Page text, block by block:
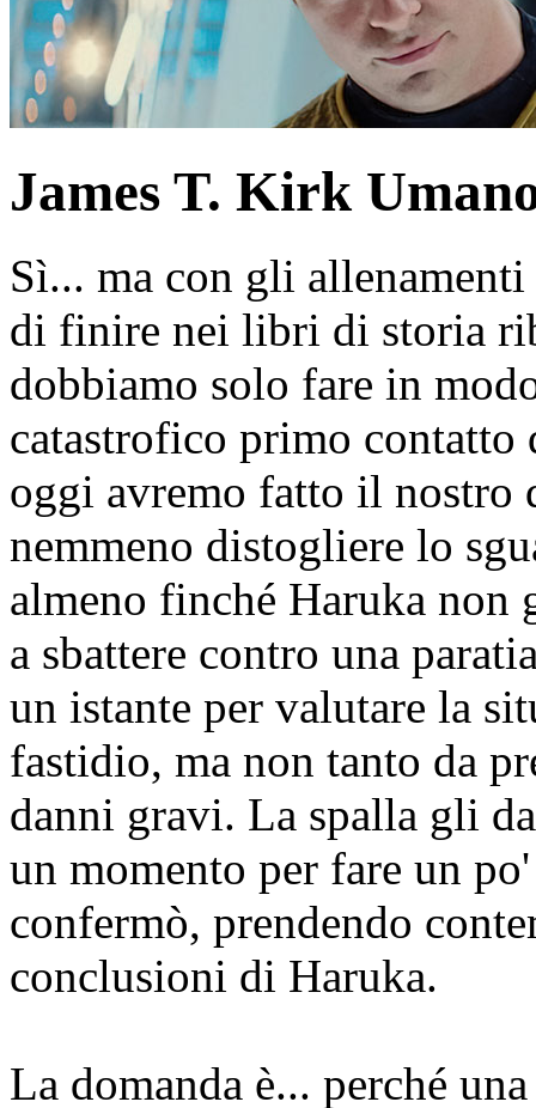
James T. Kirk
Sì... ma con gli allenamenti
di finire nei libri di storia
dobbiamo solo fare in
catastrofico primo
oggi avremo fatto il nostro
nemmeno distogliere lo
almeno finché Haruka non
a sbattere contro una
un istante per valutare la
fastidio, ma non tanto da
danni gravi. La spalla gli
un momento per fare un
confermò, prendendo
conclusioni di Haruka.
La domanda è... perché